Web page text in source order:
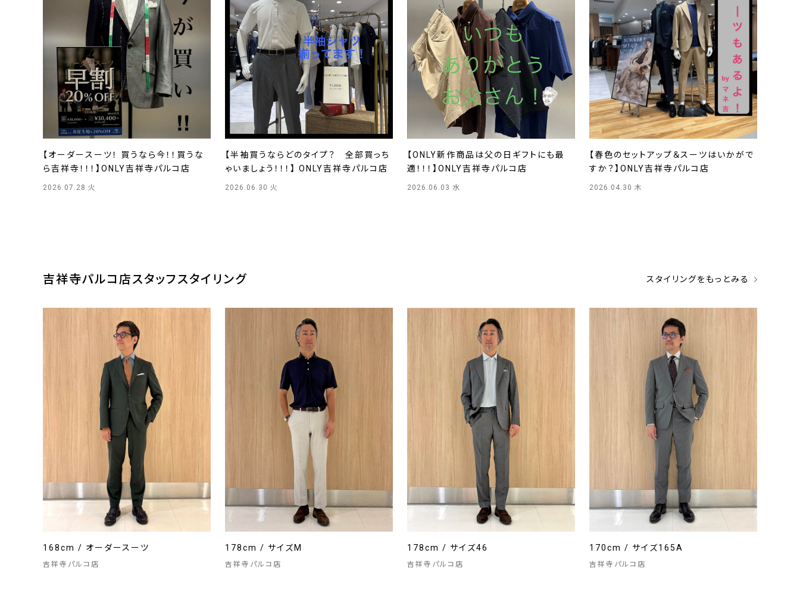
【オーダースーツ！ 買うなら今！！買うな
ら吉祥寺！！！】ONLY吉祥寺パルコ店
2026.07.28 火
【半袖買うならどのタイプ？ 全部買っち
ゃいましょう！！！】 ONLY吉祥寺パルコ店
2026.06.30 火
【ONLY新作商品は父の日ギフトにも最
適！！！】ONLY吉祥寺パルコ店
2026.06.03 水
【春色のセットアップ＆スーツはいかがで
すか？】ONLY吉祥寺パルコ店
2026.04.30 木
吉祥寺パルコ店スタッフスタイリング スタイリングをもっとみる
168cm / オーダースーツ
吉祥寺パルコ店
178cm / サイズM
吉祥寺パルコ店
178cm / サイズ46
吉祥寺パルコ店
170cm / サイズ165A
吉祥寺パルコ店